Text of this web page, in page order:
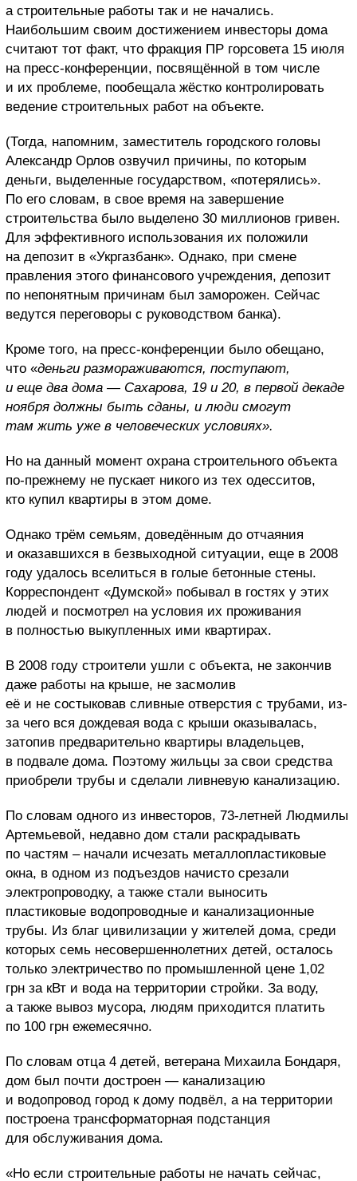
а строительные работы так и не начались.
Наибольшим своим достижением инвесторы дома
считают тот факт, что фракция ПР горсовета 15 июля
на пресс-конференции, посвящённой в том числе
и их проблеме, пообещала жёстко контролировать
ведение строительных работ на объекте.
(Тогда, напомним, заместитель городского головы
Александр Орлов озвучил причины, по которым
деньги, выделенные государством, «потерялись».
По его словам, в свое время на завершение
строительства было выделено 30 миллионов гривен.
Для эффективного использования их положили
на депозит в «Укргазбанк». Однако, при смене
правления этого финансового учреждения, депозит
по непонятным причинам был заморожен. Сейчас
ведутся переговоры с руководством банка).
Кроме того, на пресс-конференции было обещано,
что «деньги размораживаются, поступают,
и еще два дома — Сахарова, 19 и 20, в первой декаде
ноября должны быть сданы, и люди смогут
там жить уже в человеческих условиях».
Но на данный момент охрана строительного объекта
по-прежнему не пускает никого из тех одесситов,
кто купил квартиры в этом доме.
Однако трём семьям, доведённым до отчаяния
и оказавшихся в безвыходной ситуации, еще в 2008
году удалось вселиться в голые бетонные стены.
Корреспондент «Думской» побывал в гостях у этих
людей и посмотрел на условия их проживания
в полностью выкупленных ими квартирах.
В 2008 году строители ушли с объекта, не закончив
даже работы на крыше, не засмолив
её и не состыковав сливные отверстия с трубами, из-
за чего вся дождевая вода с крыши оказывалась,
затопив предварительно квартиры владельцев,
в подвале дома. Поэтому жильцы за свои средства
приобрели трубы и сделали ливневую канализацию.
По словам одного из инвесторов, 73-летней Людмилы
Артемьевой, недавно дом стали раскрадывать
по частям – начали исчезать металлопластиковые
окна, в одном из подъездов начисто срезали
электропроводку, а также стали выносить
пластиковые водопроводные и канализационные
трубы. Из благ цивилизации у жителей дома, среди
которых семь несовершеннолетних детей, осталось
только электричество по промышленной цене 1,02
грн за кВт и вода на территории стройки. За воду,
а также вывоз мусора, людям приходится платить
по 100 грн ежемесячно.
По словам отца 4 детей, ветерана Михаила Бондаря,
дом был почти достроен — канализацию
и водопровод город к дому подвёл, а на территории
построена трансформаторная подстанция
для обслуживания дома.
«Но если строительные работы не начать сейчас,